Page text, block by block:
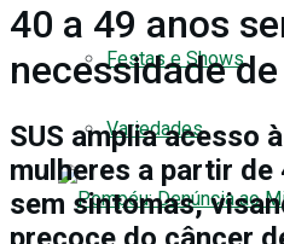
Festas e Shows
Variedades
40 a 49 anos
necessidade
SUS amplia acesso
mulheres a partir de
sem sintomas,